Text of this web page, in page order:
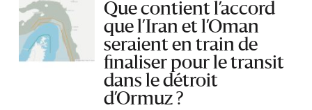
Que contient l’accord
que l’Iran et l’Oman
seraient en train de
finaliser pour le transit
dans le détroit
d’Ormuz ?